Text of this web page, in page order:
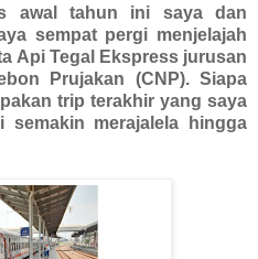
awal tahun ini saya dan
sempat pergi menjelajah
Api Tegal Ekspress jurusan
Prujakan (CNP). Siapa
trip terakhir yang saya
semakin merajalela hingga